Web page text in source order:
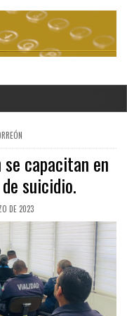
capacitan en
suicidio.
DE 2023